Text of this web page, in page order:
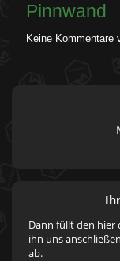
Dann füllt den
ihn uns
ab.
Pinnwand
Keine Kommentare